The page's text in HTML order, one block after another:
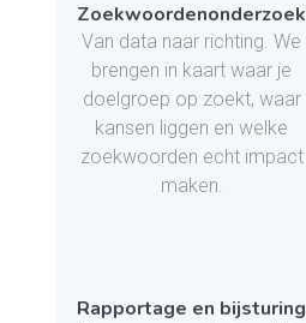
Zoekwoordenonderzoek
Van data naar richting. We
brengen in kaart waar je
doelgroep op zoekt, waar
kansen liggen en welke
zoekwoorden echt impact
maken.
Rapportage en bijsturing